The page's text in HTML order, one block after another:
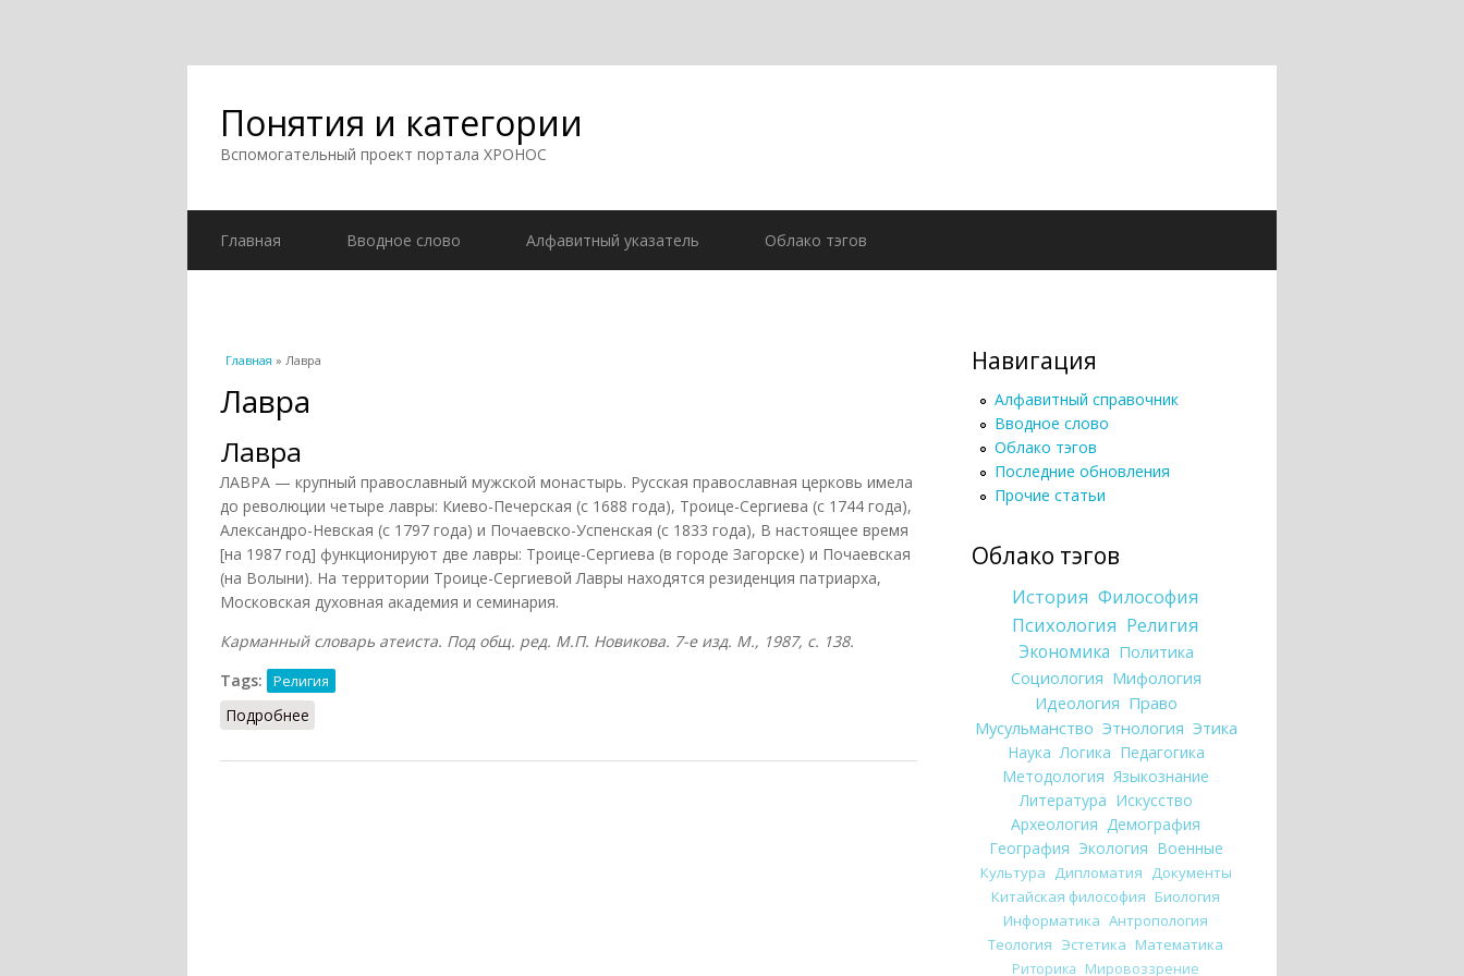
Понятия и категории
Вспомогательный проект портала ХРОНОС
Главная Вводное слово Алфавитный указатель Облако тэгов
Вы здесь
Главная » Лавра
Лавра
Лавра
ЛАВРА — крупный православный мужской монастырь. Русская православная церковь имела
до революции четыре лавры: Киево-Печерская (с 1688 года), Троице-Сергиева (с 1744 года),
Александро-Невская (с 1797 года) и Почаевско-Успенская (с 1833 года), В настоящее время
[на 1987 год] функционируют две лавры: Троице-Сергиева (в городе Загорске) и Почаевская
(на Волыни). На территории Троице-Сергиевой Лавры находятся резиденция патриарха,
Московская духовная академия и семинария.
Карманный словарь атеиста. Под общ. ред. М.П. Новикова. 7-е изд. М., 1987, с. 138.
Tags:
Религия
Подробнее
Навигация
Алфавитный справочник
Вводное слово
Облако тэгов
Последние обновления
Прочие статьи
Облако тэгов
История Философия
Психология Религия
Экономика Политика
Социология Мифология
Идеология Право
Мусульманство Этнология Этика
Наука Логика Педагогика
Методология Языкознание
Литература Искусство
Археология Демография
География Экология Военные
Культура Дипломатия Документы
Китайская философия Биология
Информатика Антропология
Теология Эстетика Математика
Риторика Мировоззрение